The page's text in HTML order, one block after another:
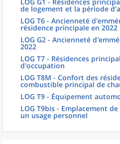
de logement et la période
LOG T6 - Ancienneté
résidence principale en 2022
LOG G2 - Ancienneté
2022
LOG T7 - Résidences
d'occupation
LOG T8M - Confort des
combustible principal de
LOG T9 - Équipement
LOG T9bis - Emplacement
un usage personnel